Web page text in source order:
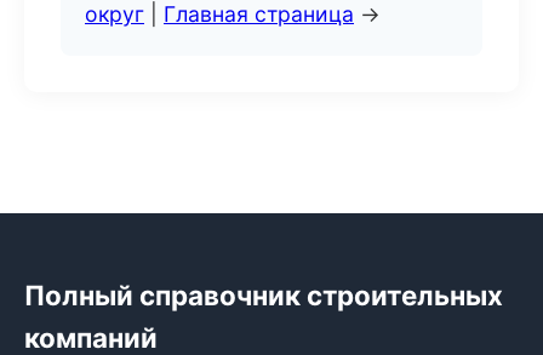
округ
Главная страница →
Полный справочник строительных
компаний